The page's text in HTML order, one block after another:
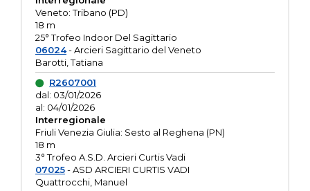
Veneto: Tribano (PD)
18 m
25° Trofeo Indoor Del Sagittario
06024- Arcieri Sagittario del Veneto
Barotti, Tatiana
R2607001
dal: 03/01/2026
al: 04/01/2026
Interregionale
Friuli Venezia Giulia: Sesto al Reghena (PN)
18 m
3° Trofeo A.S.D. Arcieri Curtis Vadi
07025- ASD ARCIERI CURTIS VADI
Quattrocchi, Manuel